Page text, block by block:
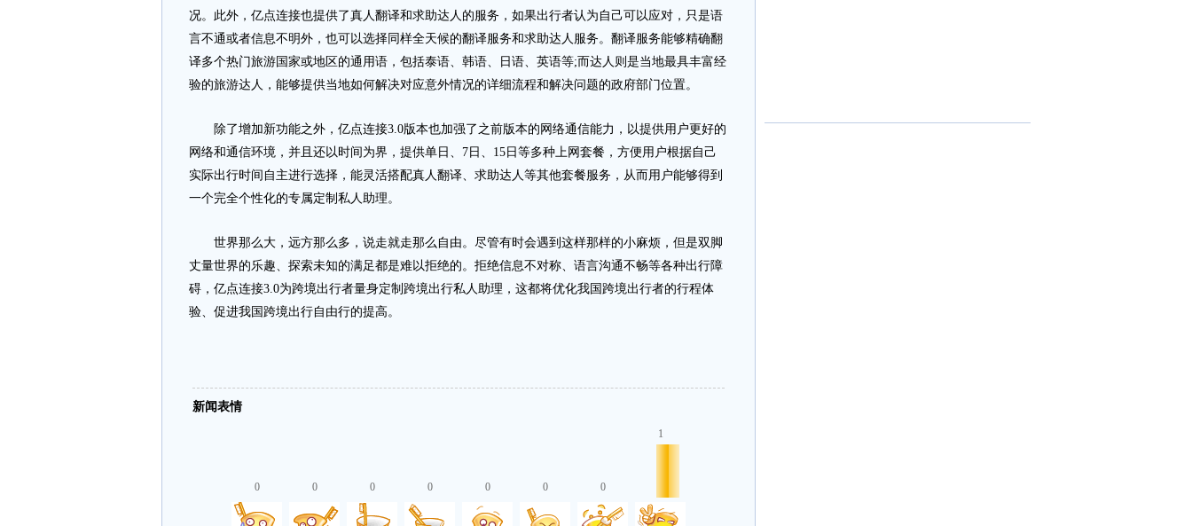
况。此外，亿点连接也提供了真人翻译和求助达人的服务，如果出行者认为自己可以应对，只是语
言不通或者信息不明外，也可以选择同样全天候的翻译服务和求助达人服务。翻译服务能够精确翻
译多个热门旅游国家或地区的通用语，包括泰语、韩语、日语、英语等;而达人则是当地最具丰富经
验的旅游达人，能够提供当地如何解决对应意外情况的详细流程和解决问题的政府部门位置。
除了增加新功能之外，亿点连接3.0版本也加强了之前版本的网络通信能力，以提供用户更好的
网络和通信环境，并且还以时间为界，提供单日、7日、15日等多种上网套餐，方便用户根据自己
实际出行时间自主进行选择，能灵活搭配真人翻译、求助达人等其他套餐服务，从而用户能够得到
一个完全个性化的专属定制私人助理。
世界那么大，远方那么多，说走就走那么自由。尽管有时会遇到这样那样的小麻烦，但是双脚
丈量世界的乐趣、探索未知的满足都是难以拒绝的。拒绝信息不对称、语言沟通不畅等各种出行障
碍，亿点连接3.0为跨境出行者量身定制跨境出行私人助理，这都将优化我国跨境出行者的行程体
验、促进我国跨境出行自由行的提高。
新闻表情
0 0 0 0 0 0 0
1